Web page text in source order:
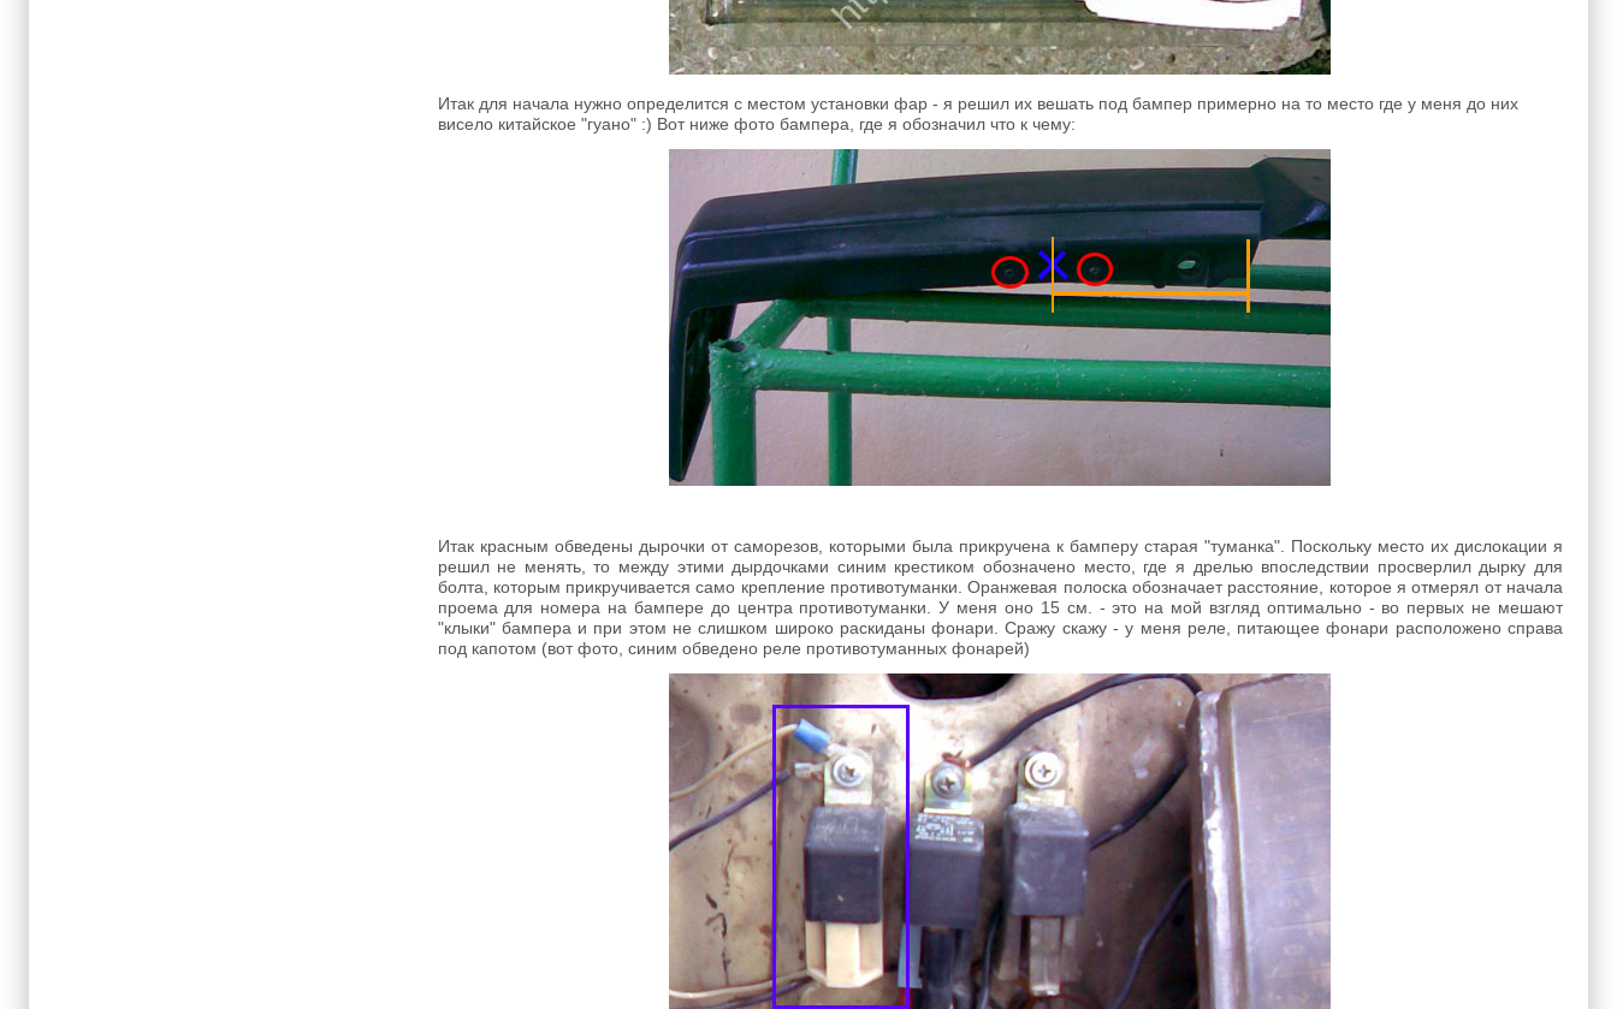
Итак для начала нужно определится с местом установки фар - я решил их вешать под бампер примерно на то место где у меня до них
висело китайское "гуано" :) Вот ниже фото бампера, где я обозначил что к чему:
Итак красным обведены дырочки от саморезов, которыми была прикручена к бамперу старая "туманка". Поскольку место их дислокации я
решил не менять, то между этими дырдочками синим крестиком обозначено место, где я дрелью впоследствии просверлил дырку для
болта, которым прикручивается само крепление противотуманки. Оранжевая полоска обозначает расстояние, которое я отмерял от начала
проема для номера на бампере до центра противотуманки. У меня оно 15 см. - это на мой взгляд оптимально - во первых не мешают
"клыки" бампера и при этом не слишком широко раскиданы фонари. Сражу скажу - у меня реле, питающее фонари расположено справа
под капотом (вот фото, синим обведено реле противотуманных фонарей)